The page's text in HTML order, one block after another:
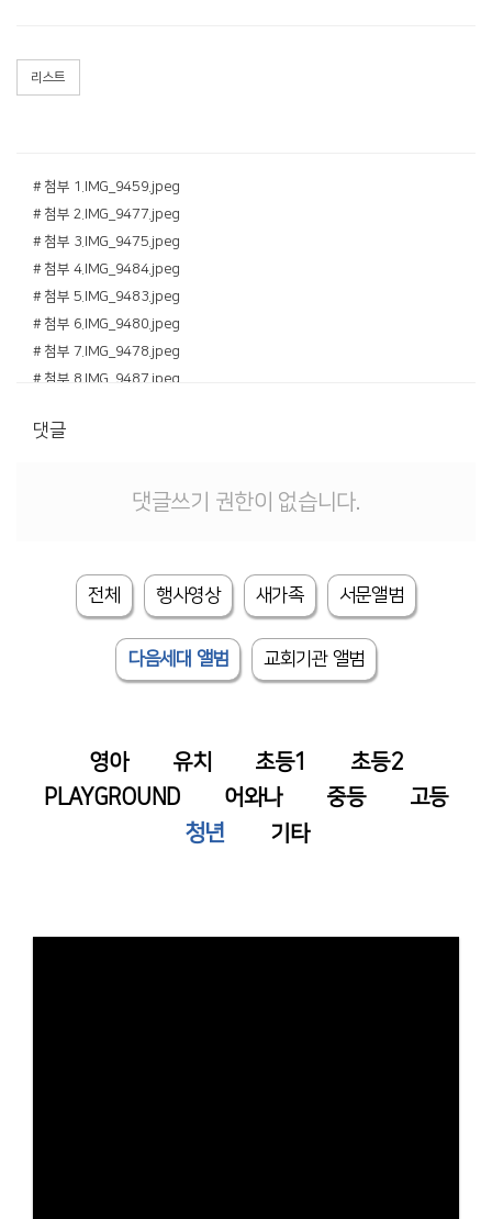
리스트
# 첨부 1.IMG_9459.jpeg
# 첨부 2.IMG_9477.jpeg
# 첨부 3.IMG_9475.jpeg
# 첨부 4.IMG_9484.jpeg
# 첨부 5.IMG_9483.jpeg
# 첨부 6.IMG_9480.jpeg
# 첨부 7.IMG_9478.jpeg
# 첨부 8.IMG_9487.jpeg
# 첨부 10.IMG_9496.jpeg
# 첨부 12.IMG_9513.jpeg
# 첨부 13.IMG_9514.jpeg
# 첨부 15.IMG_9516.jpeg
# 첨부 16.IMG_9517.jpeg
댓글
댓글쓰기 권한이 없습니다.
전체 행사영상 새가족 서문앨범
다음세대 앨범 교회기관 앨범
영아 유치 초등1
초등2
PLAYGROUND
어와나 중등 고등
청년 기타